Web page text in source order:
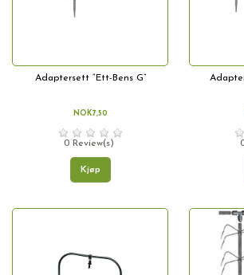
Adaptersett “Ett-Bens G”
NOK7,50
0 Review(s)
Kjøp